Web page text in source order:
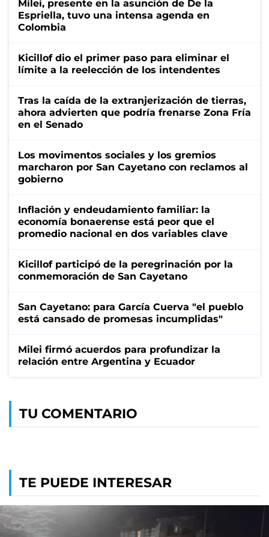
Milei, presente en la asunción de De la
Espriella, tuvo una intensa agenda en
Colombia
Kicillof dio el primer paso para eliminar el
límite a la reelección de los intendentes
Tras la caída de la extranjerización de tierras,
ahora advierten que podría frenarse Zona Fría
en el Senado
Los movimentos sociales y los gremios
marcharon por San Cayetano con reclamos al
gobierno
Inflación y endeudamiento familiar: la
economía bonaerense está peor que el
promedio nacional en dos variables clave
Kicillof participó de la peregrinación por la
conmemoración de San Cayetano
San Cayetano: para García Cuerva "el pueblo
está cansado de promesas incumplidas"
Milei firmó acuerdos para profundizar la
relación entre Argentina y Ecuador
TU COMENTARIO
TE PUEDE INTERESAR